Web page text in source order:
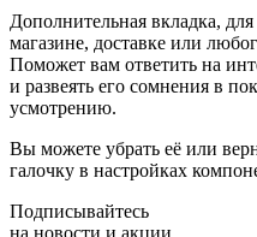
Дополнительная вкладка,
магазине, доставке или
Поможет вам ответить на
и развеять его сомнения в
усмотрению.
Вы можете убрать её или
галочку в настройках
Подписывайтесь